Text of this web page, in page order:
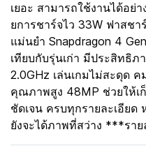
เยอะ สามารถใช้งานได้อย่
ยการชาร์จไว 33W ฟาสชา
แม่นยำ Snapdragon 4
เทียบกับรุ่นเก่า มีประสิทธิภ
2.0GHz เล่นเกมไม่สะดุด
คุณภาพสูง 48MP ช่วยให้เ
ชัดเจน ครบทุกรายละเอีย
ยังจะได้ภาพที่สว่าง ***ราย